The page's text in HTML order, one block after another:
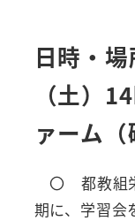
日時・
（土）
ァーム（
〇 都教組
期に、学習会